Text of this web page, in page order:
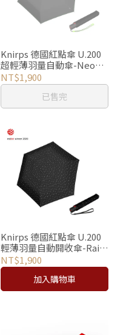
Knirps 德國紅點傘 U.200
超輕薄羽量自動傘-Neon
Black
NT$1,900
已售完
Knirps 德國紅點傘 U.200
輕薄羽量自動開收傘-Rain
Black
NT$1,900
加入購物車